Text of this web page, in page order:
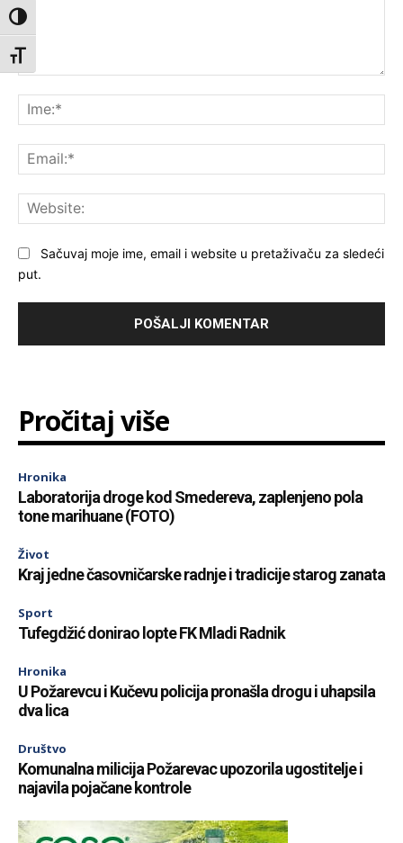
Toggle High Contrast
Toggle Font size
Sačuvaj moje ime, email i website u pretaživaču za sledeći
put.
Pročitaj više
Hronika
Laboratorija droge kod Smedereva, zaplenjeno pola
tone marihuane (FOTO)
Život
Kraj jedne časovničarske radnje i tradicije starog zanata
Sport
Tufegdžić donirao lopte FK Mladi Radnik
Hronika
U Požarevcu i Kučevu policija pronašla drogu i uhapsila
dva lica
Društvo
Komunalna milicija Požarevac upozorila ugostitelje i
najavila pojačane kontrole